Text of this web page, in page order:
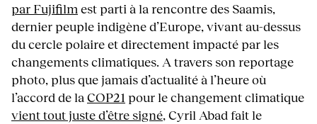
par Fujifilm est parti à la rencontre des Saamis,
dernier peuple indigène d’Europe, vivant au-dessus
du cercle polaire et directement impacté par les
changements climatiques. A travers son reportage
photo, plus que jamais d’actualité à l’heure où
l’accord de la COP21 pour le changement climatique
vient tout juste d’être signé, Cyril Abad fait le